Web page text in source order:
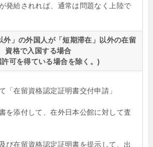
発給されれば、通常は問題なく上陸で
」の外国人が「短期滞在」以外の在留
資格で入国する場合
可を得ている場合を除く。)
「在留資格認定証明書交付申請」
を添付して、在外日本公館に対して査
び在留資格認定証明書を提示して、出